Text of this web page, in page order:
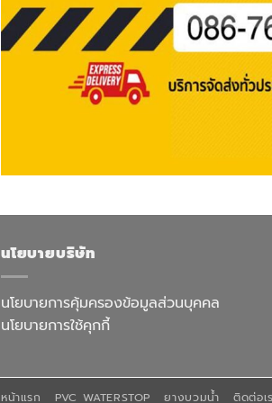
นโยบายบริษัท
นโยบายการคุ้มครองข้อมูลส่วนบุคคล
นโยบายการใช้คุกกี้
หน้าแรก PVC WATERSTOP ยางบวมน้ำ ติดต่อเ